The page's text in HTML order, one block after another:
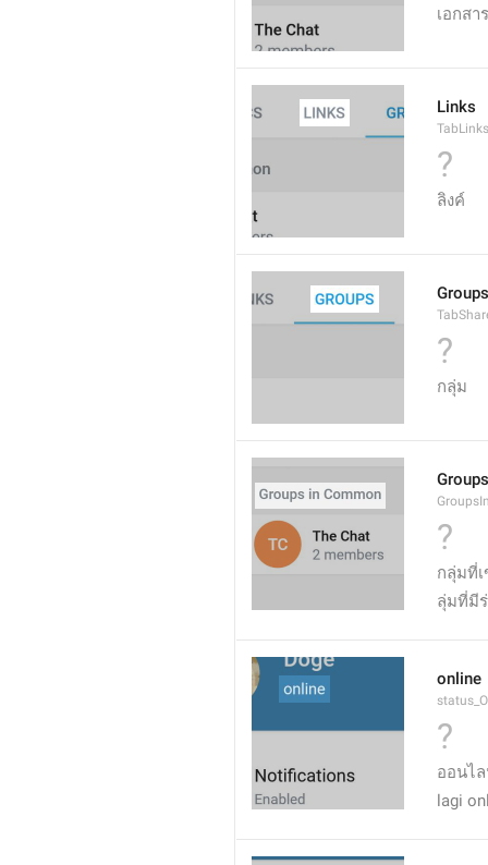
เอกสาร
Links
TabLinks
?
ลิงค์
Groups
?
กลุ่ม
?
กลุ่มที่
ลุ่มที่มี
online
?
ออนไ
lagi